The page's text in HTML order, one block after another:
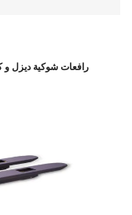
رافعات شوكية ديزل و